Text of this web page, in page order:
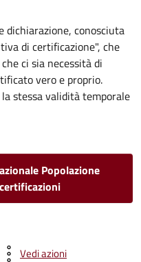
dichiarazione, conosciuta
di certificazione", che
ci sia necessità di
vero e proprio.
stessa validità temporale
Popolazione
Vedi azioni